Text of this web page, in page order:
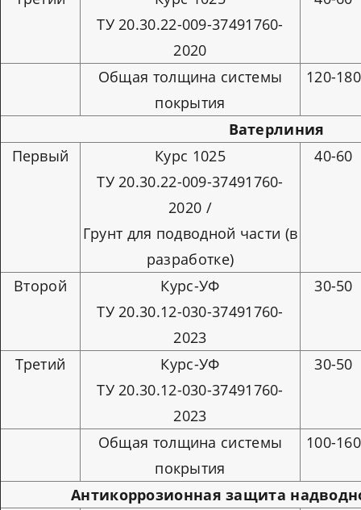
ТУ 20.30.22-009-37491760-
2020
Общая толщина системы
покрытия
120-180
Ватерлиния
Первый
Курс 1025
ТУ 20.30.22-009-37491760-
2020 /
Грунт для подводной части (в
разработке)
40-60
Второй
Курс-УФ
ТУ 20.30.12-030-37491760-
2023
30-50
Третий
Курс-УФ
ТУ 20.30.12-030-37491760-
2023
30-50
Общая толщина системы
покрытия
100-160
Антикоррозионная защита